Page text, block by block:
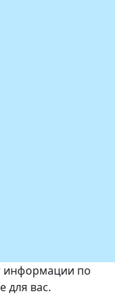
информации по
для вас.